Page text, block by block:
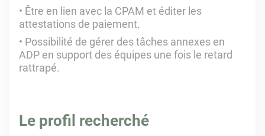
Être en lien avec la CPAM et éditer les
attestations de paiement.
Possibilité de gérer des tâches annexes en
ADP en support des équipes une fois le retard
rattrapé.
Le profil recherché